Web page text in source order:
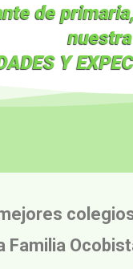
de
Y
Familia